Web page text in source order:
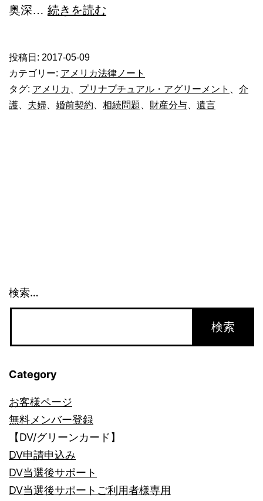
奥深… 続きを読む
う
し
た
る
と
い
投稿日: 2017-05-09
カテゴリー: アメリカ法律ノート
タグ: アメリカ プリナプチュアル・アグリーメント
介
護
夫婦 婚前契約 相続問題 財産分与 遺言
検索…
Category
お客様ページ
無料メンバー登録
【DV/グリーンカード】
DV申請申込み
DV当選後サポート
DV当選後サポートご利用者様専用